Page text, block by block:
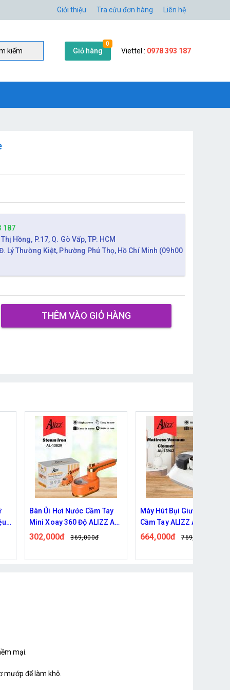
Giới thiệu Tra cứu đơn hàng Liên hệ
kiếm Giỏ hàng
0
Viettel : 0978 393 187
187
Hồng, P.17, Q. Gò Vấp, TP. HCM
Lý Thường Kiệt, Phường Phú Thọ, Hồ Chí Minh (09h00
THÊM VÀO GIỎ HÀNG
Máy Hút Bụi Giường Nệm
Cầm Tay ALIZZ AL-13902
664,000đ 769,000đ
Giá đỡ di động tủ lạnh,
giặt kéo dài 70cm
180,000đ 211,000đ
mại.
mướp để làm khô.